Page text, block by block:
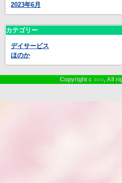
2023年6月
カテゴリー
デイサービス
ほのか
Copyright c ○○○, All